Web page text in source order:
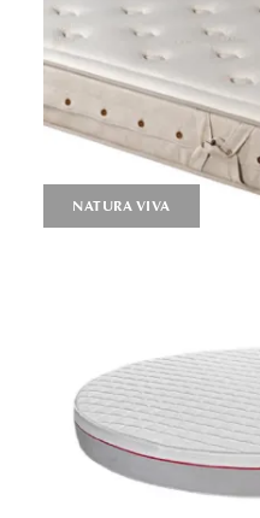
NATURA VIVA